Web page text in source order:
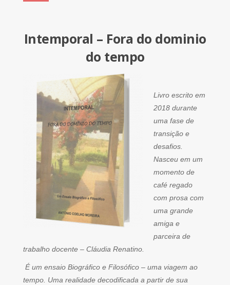
Intemporal – Fora do dominio
do tempo
Livro escrito em
2018 durante
uma fase de
transição e
desafios.
Nasceu em um
momento de
café regado
com prosa com
uma grande
amiga e
parceira de
trabalho docente – Cláudia Renatino.
É um ensaio Biográfico e Filosófico – uma viagem ao
tempo. Uma realidade decodificada a partir de sua